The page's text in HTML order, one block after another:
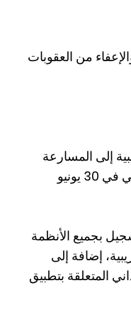
من العقوبات
إلى المسارعة
للاستفادة من مبادرة "إلغاء الغرامات والإعفاء من العقوبات المالية"، والتي تنتهي في 30 يونيو
بجميع الأنظمة
إضافة إلى
المتعلقة بتطبيق